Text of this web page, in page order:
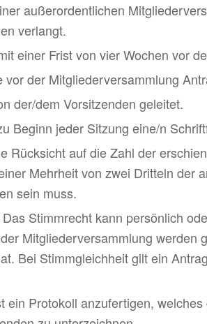
außerordentlichen
verlangt.
einer Frist von vier Wochen vor
der Mitglie­der­ver­samm­lung
der/dem Vorsit­zenden geleitet.
Beginn jeder Sitzung eine/n
Rücksicht auf die Zahl der
Mehrheit von zwei Dritteln
sein muss.
Stimmrecht kann persönlich
Mitgliederversamm­lung
Bei Stimm­gleich­heit gilt ein
ein Proto­koll anzu­fer­tigen,